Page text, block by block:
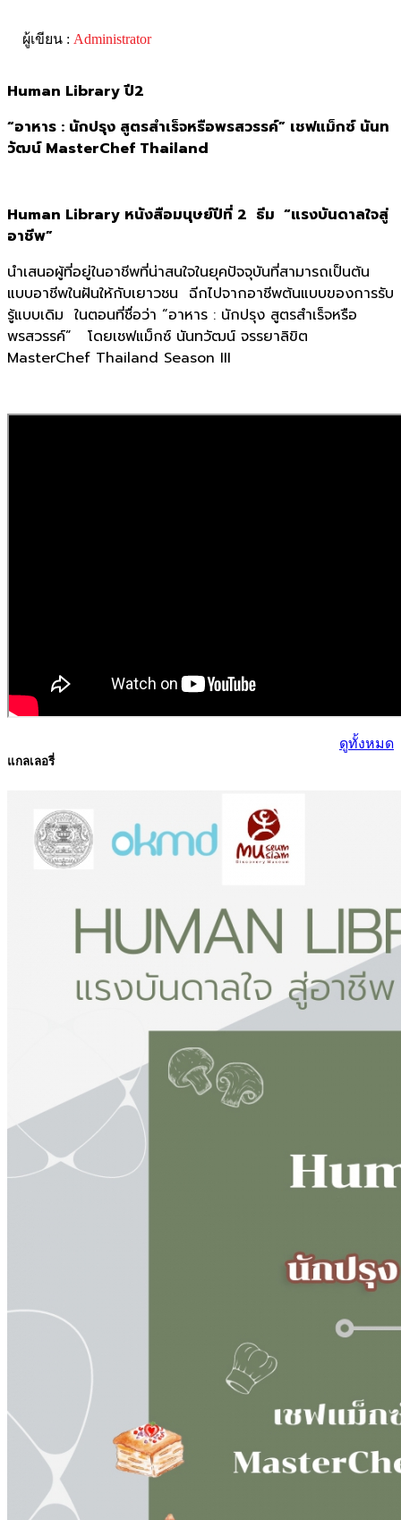
ผู้เขียน : Administrator
Human Library ปี2
“อาหาร : นักปรุง สูตรสำเร็จหรือพรสวรรค์” เชฟแม็กซ์ นันท
วัฒน์ MasterChef Thailand
Human Library หนังสือมนุษย์ปีที่ 2 ธีม “แรงบันดาลใจสู่
อาชีพ”
นำเสนอผู้ที่อยู่ในอาชีพที่น่าสนใจในยุคปัจจุบันที่สามารถเป็นต้น
แบบอาชีพในฝันให้กับเยาวชน ฉีกไปจากอาชีพต้นแบบของการรับ
รู้แบบเดิม ในตอนที่ชื่อว่า “อาหาร : นักปรุง สูตรสำเร็จหรือ
พรสวรรค์” โดยเชฟแม็กซ์ นันทวัฒน์ จรรยาลิขิต
MasterChef Thailand Season III
แกลเลอรี่
ดูทั้งหมด